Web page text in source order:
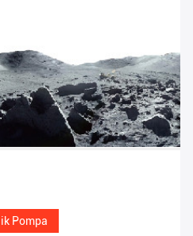
Pompa